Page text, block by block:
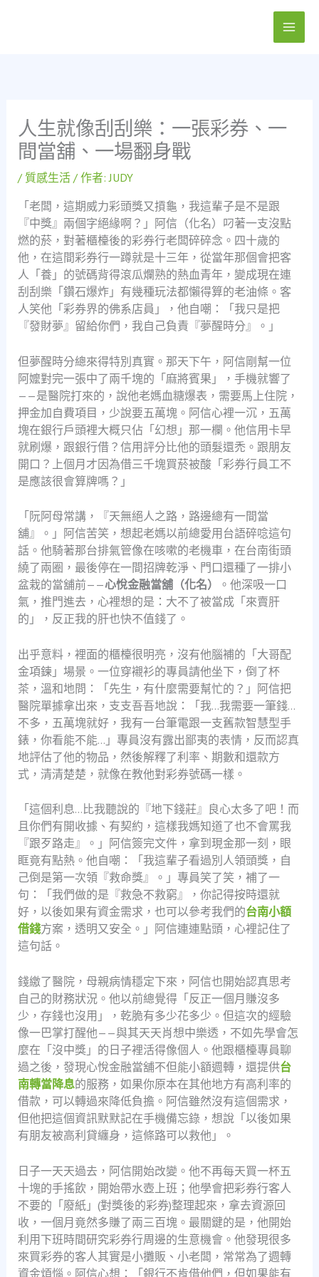
人生就像刮刮樂：一張彩券、一
間當舖、一場翻身戰
/ 質感生活/ 作者:JUDY
「老闆，這期威力彩頭獎又摃龜，我這輩子是不是跟
『中獎』兩個字絕緣啊？」阿信（化名）叼著一支沒點
燃的菸，對著櫃檯後的彩券行老闆碎碎念。四十歲的
他，在這間彩券行一蹲就是十三年，從當年那個會把客
人「養」的號碼背得滾瓜爛熟的熱血青年，變成現在連
刮刮樂「鑽石爆炸」有幾種玩法都懶得算的老油條。客
人笑他「彩券界的佛系店員」，他自嘲：「我只是把
『發財夢』留給你們，我自己負責『夢醒時分』。」
但夢醒時分總來得特別真實。那天下午，阿信剛幫一位
阿嬤對完一張中了兩千塊的「麻將賓果」，手機就響了
——是醫院打來的，說他老媽血糖爆表，需要馬上住院，
押金加自費項目，少說要五萬塊。阿信心裡一沉，五萬
塊在銀行戶頭裡大概只佔「幻想」那一欄。他信用卡早
就刷爆，跟銀行借？信用評分比他的頭髮還禿。跟朋友
開口？上個月才因為借三千塊買菸被酸「彩券行員工不
是應該很會算牌嗎？」
「阮阿母常講，『天無絕人之路，路邊總有一間當
舖』。」阿信苦笑，想起老媽以前總愛用台語碎唸這句
話。他騎著那台排氣管像在咳嗽的老機車，在台南街頭
繞了兩圈，最後停在一間招牌乾淨、門口還種了一排小
盆栽的當舖前——心悅金融當舖（化名）
。他深吸一口
氣，推門進去，心裡想的是：大不了被當成「來賣肝
的」，反正我的肝也快不值錢了。
出乎意料，裡面的櫃檯很明亮，沒有他腦補的「大哥配
金項鍊」場景。一位穿襯衫的專員請他坐下，倒了杯
茶，溫和地問：「先生，有什麼需要幫忙的？」阿信把
醫院單據拿出來，支支吾吾地說：「我…我需要一筆錢…
不多，五萬塊就好，我有一台筆電跟一支舊款智慧型手
錶，你看能不能…」專員沒有露出鄙夷的表情，反而認真
地評估了他的物品，然後解釋了利率、期數和還款方
式，清清楚楚，就像在教他對彩券號碼一樣。
「這個利息…比我聽說的『地下錢莊』良心太多了吧！而
且你們有開收據、有契約，這樣我媽知道了也不會罵我
『跟歹路走』。」阿信簽完文件，拿到現金那一刻，眼
眶竟有點熱。他自嘲：「我這輩子看過別人領頭獎，自
己倒是第一次領『救命獎』。」專員笑了笑，補了一
句：「我們做的是『救急不救窮』，你記得按時還就
好，以後如果有資金需求，也可以參考我們的台南小額
借錢方案，透明又安全。」阿信連連點頭，心裡記住了
這句話。
錢繳了醫院，母親病情穩定下來，阿信也開始認真思考
自己的財務狀況。他以前總覺得「反正一個月賺沒多
少，存錢也沒用」，乾脆有多少花多少。但這次的經驗
像一巴掌打醒他——與其天天肖想中樂透，不如先學會怎
麼在「沒中獎」的日子裡活得像個人。他跟櫃檯專員聊
過之後，發現心悅金融當舖不但能小額週轉，還提供台
南轉當降息的服務，如果你原本在其他地方有高利率的
借款，可以轉過來降低負擔。阿信雖然沒有這個需求，
但他把這個資訊默默記在手機備忘錄，想說「以後如果
有朋友被高利貸纏身，這條路可以救他」。
日子一天天過去，阿信開始改變。他不再每天買一杯五
十塊的手搖飲，開始帶水壺上班；他學會把彩券行客人
不要的「廢紙」(對獎後的彩券)整理起來，拿去資源回
收，一個月竟然多賺了兩三百塊。最關鍵的是，他開始
利用下班時間研究彩券行周邊的生意機會。他發現很多
來買彩券的客人其實是小攤販、小老闆，常常為了週轉
資金煩惱。阿信心想：「銀行不肯借他們，但如果能有